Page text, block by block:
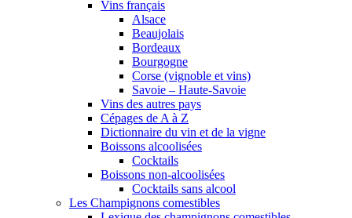
Vins français
Alsace
Beaujolais
Bordeaux
Bourgogne
Corse (vignoble et vins)
Savoie – Haute-Savoie
Vins des autres pays
Cépages de A à Z
Dictionnaire du vin et de la vigne
Boissons alcoolisées
Cocktails
Boissons non-alcoolisées
Cocktails sans alcool
Les Champignons comestibles